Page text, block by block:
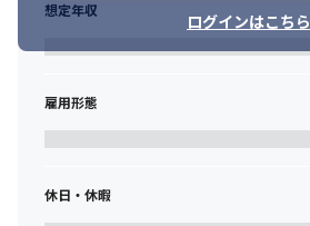
ログインはこちら
想定年収
雇用形態
休日・休暇